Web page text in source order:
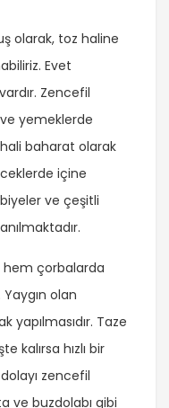
olarak, toz haline
Evet
Zencefil
yemeklerde
baharat olarak
içine
ve çeşitli
hem çorbalarda
olan
Taze
kalırsa hızlı bir
zencefil
ve buzdolabı gibi